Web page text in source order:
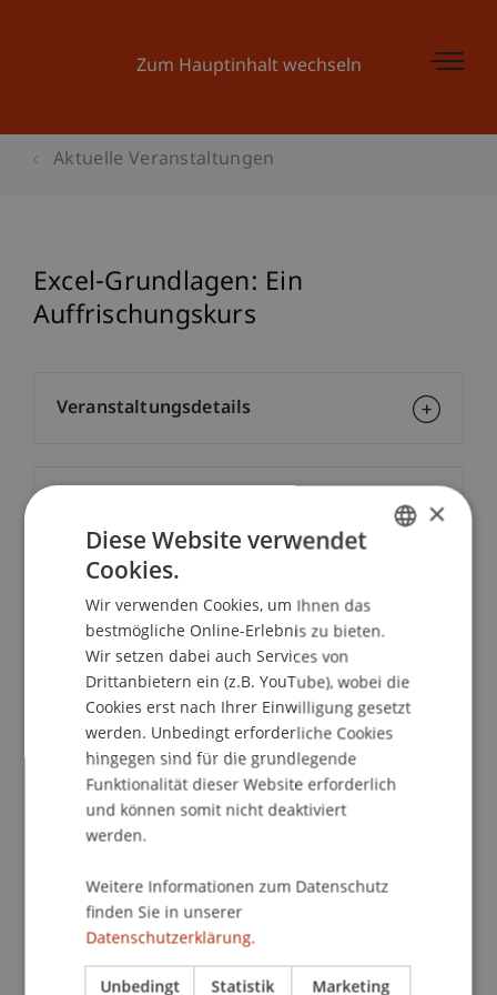
Zum Hauptinhalt wechseln
Aktuelle Veranstaltungen
Excel-Grundlagen: Ein
Auffrischungskurs
Dozierende/Dozierender:
SabrinaUrban MSc
School/Professur:
Sustainable Finance und Investments
Registrierung
Eine umfassende Einführung in die
Dieser Kurs ist ideal für Anfänger und Personen
mit grundlegenden Excel-Kenntnissen, die ihre
Sie Excel effizient im beruflichen oder privaten
Veranstaltungsdetails
×
Diese Website verwendet
Cookies.
Wir verwenden Cookies, um Ihnen das
bestmögliche Online-Erlebnis zu bieten.
Wir setzen dabei auch Services von
Drittanbietern ein (z.B. YouTube), wobei die
Cookies erst nach Ihrer Einwilligung gesetzt
werden. Unbedingt erforderliche Cookies
hingegen sind für die grundlegende
Funktionalität dieser Website erforderlich
und können somit nicht deaktiviert
werden.
Weitere Informationen zum Datenschutz
finden Sie in unserer
Datenschutzerklärung.
Unbedingt Statistik Marketing